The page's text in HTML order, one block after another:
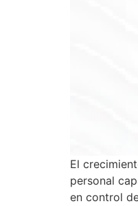
El
personal
en control